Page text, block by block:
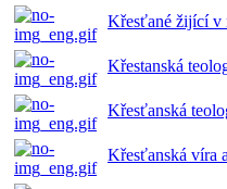
Křesťané žijící v
Křestanská
Křesťanská
Křesťanská víra